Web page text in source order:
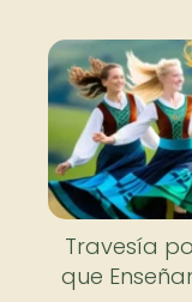
Travesía
que